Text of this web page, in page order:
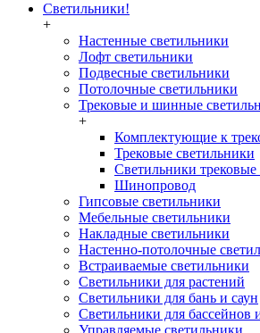
Светильники!
+
Настенные светильники
Лофт светильники
Подвесные светильники
Потолочные светильники
Трековые и шинные
+
Комплектующие к
Трековые светильники
Светильники
Шинопровод
Гипсовые светильники
Мебельные светильники
Накладные светильники
Настенно-потолочные
Встраиваемые светильники
Светильники для растений
Светильники для бань и саун
Светильники для бассейнов
Управляемые светильники